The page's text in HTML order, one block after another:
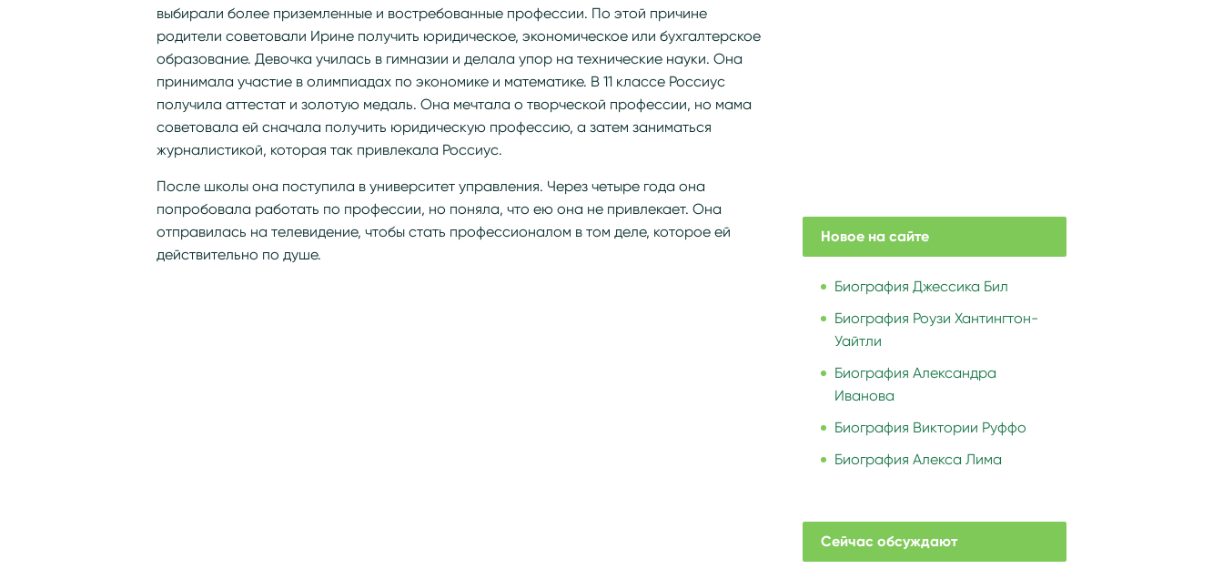
выбирали более приземленные и востребованные профессии. По этой причине
родители советовали Ирине получить юридическое, экономическое или бухгалтерское
образование. Девочка училась в гимназии и делала упор на технические науки. Она
принимала участие в олимпиадах по экономике и математике. В 11 классе Россиус
получила аттестат и золотую медаль. Она мечтала о творческой профессии, но мама
советовала ей сначала получить юридическую профессию, а затем заниматься
журналистикой, которая так привлекала Россиус.
После школы она поступила в университет управления. Через четыре года она
попробовала работать по профессии, но поняла, что ею она не привлекает. Она
отправилась на телевидение, чтобы стать профессионалом в том деле, которое ей
действительно по душе.
Новое на сайте
Биография Джессика Бил
Биография Роузи Хантингтон-
Уайтли
Биография Александра
Иванова
Биография Виктории Руффо
Биография Алекса Лима
Сейчас обсуждают